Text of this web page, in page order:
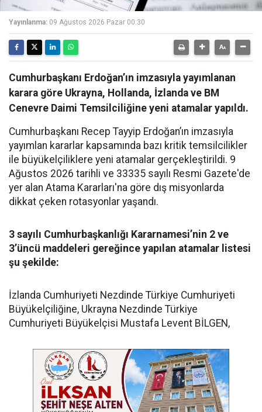
Yayınlanma: 09 Ağustos 2026 Pazar 00:30
Cumhurbaşkanı Erdoğan’ın imzasıyla yayımlanan
karara göre Ukrayna, Hollanda, İzlanda ve BM
Cenevre Daimi Temsilciliğine yeni atamalar yapıldı.
Cumhurbaşkanı Recep Tayyip Erdoğan’ın imzasıyla
yayımlan kararlar kapsamında bazı kritik temsilcilikler
ile büyükelçiliklere yeni atamalar gerçekleştirildi. 9
Ağustos 2026 tarihli ve 33335 sayılı Resmi Gazete'de
yer alan Atama Kararları'na göre dış misyonlarda
dikkat çeken rotasyonlar yaşandı.
3 sayılı Cumhurbaşkanlığı Kararnamesi’nin 2 ve
3’üncü maddeleri gereğince yapılan atamalar listesi
şu şekilde:
​İzlanda Cumhuriyeti Nezdinde Türkiye Cumhuriyeti
Büyükelçiliğine, Ukrayna Nezdinde Türkiye
Cumhuriyeti Büyükelçisi Mustafa Levent BİLGEN,